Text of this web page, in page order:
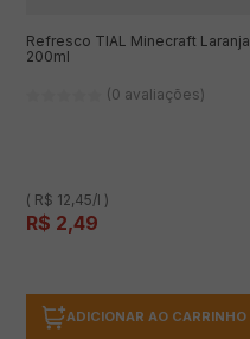
Refresco TIAL Minecraft Laranja
200ml
(0 avaliações)
( R$ 12,45/l )
R$ 2,49
ADICIONAR AO CARRINHO